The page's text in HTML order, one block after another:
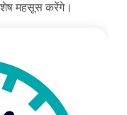
महसूस करेंगे।